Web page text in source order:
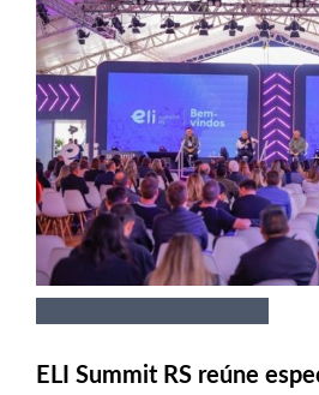
ELI Summit RS reúne